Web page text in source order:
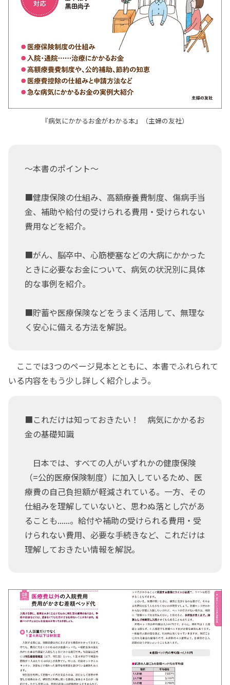
『病気にかかるお金がわかる本』（主婦の友社）
～本書のポイント～
■健康保険の仕組み、高額療養費制度、傷病手当
金、補助や給付の受けられる費用・受けられない
費用などを紹介。
■がん、脳卒中、心筋梗塞などの大病にかかった
ときに必要なお金について、病気の状況別に具体
的な事例を紹介。
■貯蓄や医療保険などをうまく活用して、無理な
く安心に備える方法を解説。
ここでは3つのページ見本とともに、本書でふれられて
いる内容をもう少し詳しく紹介しよう。
■これだけは知っておきたい！ 病気にかかるお
金の基礎知識
日本では、すべての人がいずれかの健康保険
（=公的医療保険制度）に加入しているため、医
療費の自己負担額が軽減されている。一方、その
仕組みを理解していないと、思わぬ落とし穴があ
ることも......。給付や補助の受けられる費用・受
けられない費用、必要な手続きなど、これだけは
理解しておきたい情報を解説。